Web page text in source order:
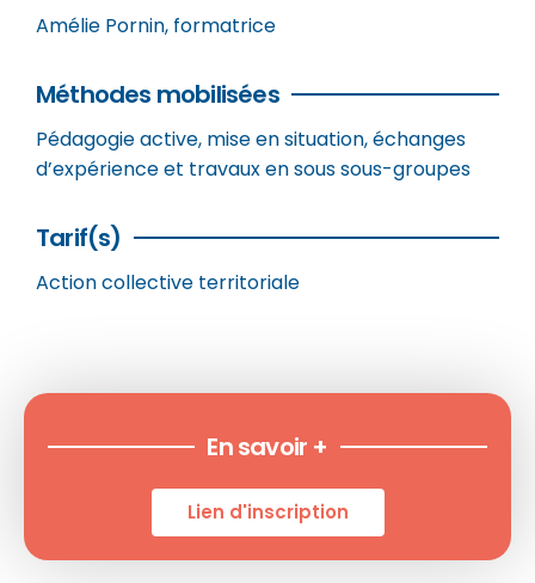
Amélie Pornin, formatrice
Méthodes mobilisées
Pédagogie active, mise en situation, échanges
d’expérience et travaux en sous sous-groupes
Tarif(s)
Action collective territoriale
En savoir +
Lien d'inscription